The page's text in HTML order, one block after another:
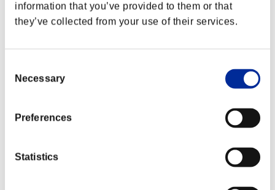
information that you’ve provided to them or that
they’ve collected from your use of their services.
Selection
Necessary
Preferences
Statistics
Nahstrecke
Lv.5
Abschnitte abgeschlossen: 15 oder mehr